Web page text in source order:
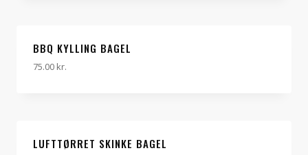
BBQ KYLLING BAGEL
75.00 kr.
LUFTTØRRET SKINKE BAGEL